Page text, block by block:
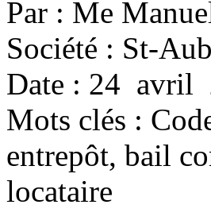
Par : Me
Société : St-
Date : 24 avril
Mots clés :
entrepôt, bail
locataire